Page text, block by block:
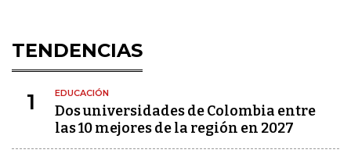
TENDENCIAS
1 EDUCACIÓN
Dos universidades de Colombia entre
las 10 mejores de la región en 2027